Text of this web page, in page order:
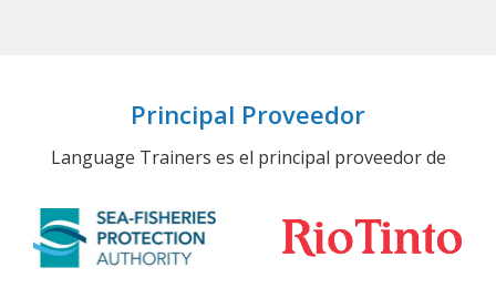
Principal Proveedor
Language Trainers es el principal proveedor de